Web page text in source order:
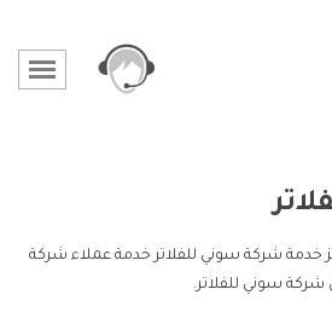
خدمة شركة سوني للفلاتر خدمة عملاء شركة
شركة سوني للفلاتر.